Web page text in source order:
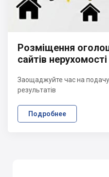
Розміщення
сайтів нерухомості
Заощаджуйте час на
результатів
Подробнее